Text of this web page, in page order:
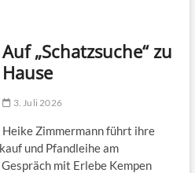
Auf „Schatzsuche“ zu
Hause
3. Juli 2026
Heike Zimmermann führt ihre
und Pfandleihe am
mit Erlebe Kempen